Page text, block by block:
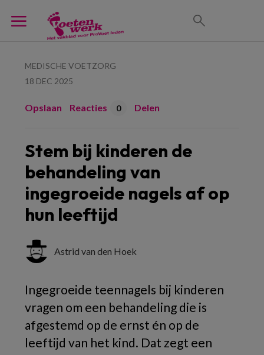
MEDISCHE VOETZORG
18 DEC 2025
Opslaan Reacties 0 Delen
Stem bij kinderen de
behandeling van
ingegroeide nagels af op
hun leeftijd
Astrid van den Hoek
Ingegroeide teennagels bij kinderen
vragen om een behandeling die is
afgestemd op de ernst én op de
leeftijd van het kind. Dat zegt een